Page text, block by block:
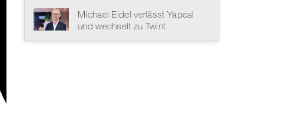
Michael Eidel verlässt Yapeal
und wechselt zu Twint